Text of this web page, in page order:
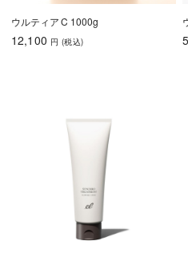
ウルティア C 1000g
12,100 円 (税込)